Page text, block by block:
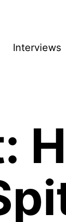
Menü
Interviews